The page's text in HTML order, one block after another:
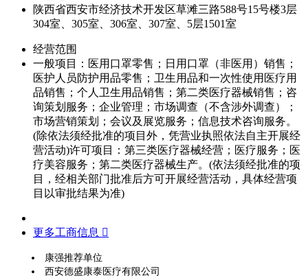
陕西省西安市经济技术开发区草滩三路588号15号楼3层
304室、305室、306室、307室、5层1501室
经营范围
一般项目：医用口罩零售；日用口罩（非医用）销售；
医护人员防护用品零售；卫生用品和一次性使用医疗用
品销售；个人卫生用品销售；第二类医疗器械销售；咨
询策划服务；企业管理；市场调查（不含涉外调查）；
市场营销策划；会议及展览服务；信息技术咨询服务。
(除依法须经批准的项目外，凭营业执照依法自主开展经
营活动)许可项目：第三类医疗器械经营；医疗服务；医
疗美容服务；第二类医疗器械生产。(依法须经批准的项
目，经相关部门批准后方可开展经营活动，具体经营项
目以审批结果为准)
更多工商信息 
康强推荐单位
西安德盛康泰医疗有限公司